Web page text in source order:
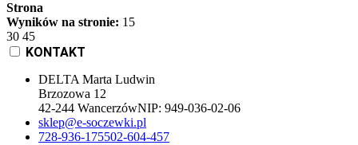
Strona
Wyników na stronie: 15
30 45
KONTAKT
DELTA Marta Ludwin
Brzozowa 12
42-244 WancerzówNIP: 949-036-02-06
sklep@e-soczewki.pl
728-936-175502-604-457